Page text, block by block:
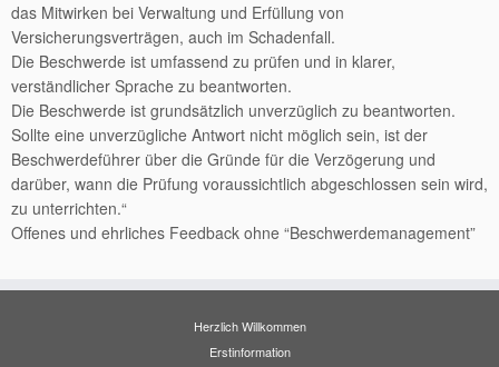
das Mitwirken bei Verwaltung und Erfüllung von
Versicherungsverträgen, auch im Schadenfall.
Die Beschwerde ist umfassend zu prüfen und in klarer,
verständlicher Sprache zu beantworten.
Die Beschwerde ist grundsätzlich unverzüglich zu beantworten.
Sollte eine unverzügliche Antwort nicht möglich sein, ist der
Beschwerdeführer über die Gründe für die Verzögerung und
darüber, wann die Prüfung voraussichtlich abgeschlossen sein wird,
zu unterrichten.“
Offenes und ehrliches Feedback ohne “Beschwerdemanagement”
Herzlich Willkommen
Erstinformation